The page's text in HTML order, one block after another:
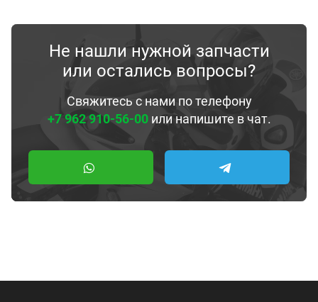
Не нашли нужной запчасти
или остались вопросы?
Свяжитесь с нами по телефону
+7 962 910-56-00или напишите в чат.